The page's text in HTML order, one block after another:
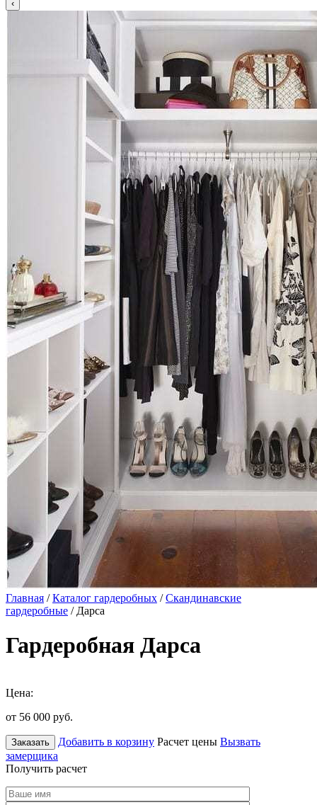
Главная /Каталог гардеробных /Скандинавские
гардеробные / Дарса
Гардеробная Дарса
Цена:
от 56 000 руб.
Заказать Добавить в корзину Расчет цены Вызвать
замерщика
Получить расчет